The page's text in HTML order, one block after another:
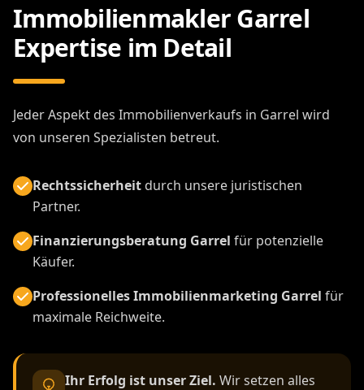
Immobilienmakler Garrel
Expertise im Detail
Jeder Aspekt des Immobilienverkaufs in Garrel wird
von unseren Spezialisten betreut.
Rechtssicherheitdurch unsere juristischen
Partner.
Finanzierungsberatung Garrel für potenzielle
Käufer.
Professionelles Immobilienmarketing Garrel für
maximale Reichweite.
Ihr Erfolg ist unser Ziel. Wir setzen alles